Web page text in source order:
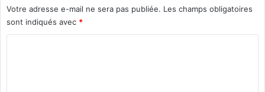
2
4
t
r
Votre adresse e-mail ne sera pas publiée. Les champs obligatoires
sont indiqués avec *